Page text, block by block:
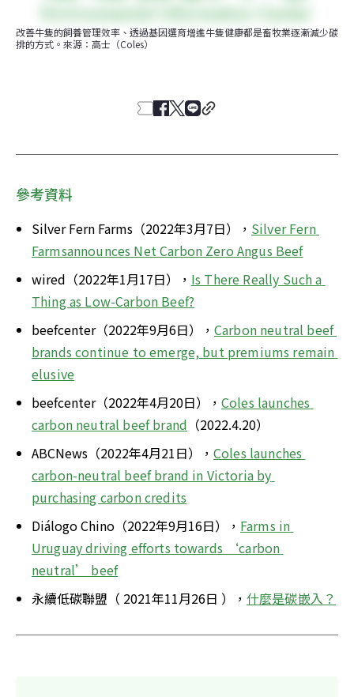
改善牛隻的飼養管理效率、透過基因選育增進牛隻健康都是畜牧業逐漸減少碳
排的方式。來源：高士（Coles）
參考資料
Silver Fern Farms（2022年3月7日）， Silver Fern
Farmsannounces Net Carbon Zero Angus Beef
wired（2022年1月17日）， Is There Really Such a
Thing as Low-Carbon Beef?
beefcenter（2022年9月6日）， Carbon neutral beef
brands continue to emerge, but premiums remain
elusive
beefcenter（2022年4月20日）， Coles launches
carbon neutral beef brand （2022.4.20）
ABCNews（2022年4月21日）， Coles launches
carbon-neutral beef brand in Victoria by
purchasing carbon credits
Diálogo Chino（2022年9月16日）， Farms in
Uruguay driving efforts towards ‘carbon
neutral’ beef
永續低碳聯盟（ 2021年11月26日 ）， 什麼是碳嵌入？